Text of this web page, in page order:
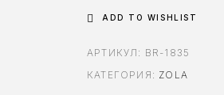
ADD TO WISHLIST
АРТИКУЛ: BR-1835
КАТЕГОРИЯ: ZOLA